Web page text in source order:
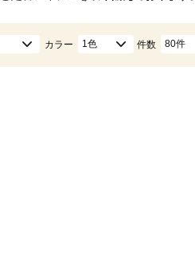
カラー 1色 件数 80件